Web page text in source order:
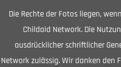
Die Rechte der Fotos liegen,
Childaid Network. Die
ausdrücklicher schriftlicher
Network zulässig. Wir danken den